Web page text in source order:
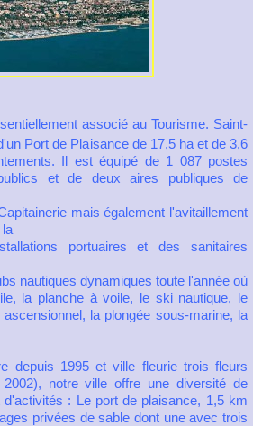
associé au Tourisme. Saint-
Port de Plaisance de 17,5 ha et de 3,6
Il est équipé de 1 087 postes
et de deux aires publiques de
mais également l'avitaillement
la
portuaires et des sanitaires
nautiques dynamiques toute l'année où
la planche à voile, le ski nautique, le
la plongée sous-marine, la
depuis 1995 et ville fleurie trois fleurs
notre ville offre une diversité de
: Le port de plaisance, 1,5 km
privées de sable dont une avec trois